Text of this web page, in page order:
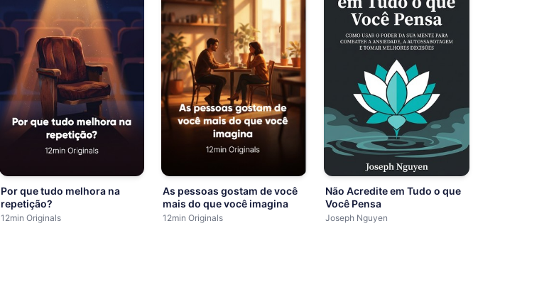
Por que tudo melhora na
repetição?
12min Originals
As pessoas gostam de você
mais do que você imagina
12min Originals
Não Acredite em Tudo o que
Você Pensa
Joseph Nguyen